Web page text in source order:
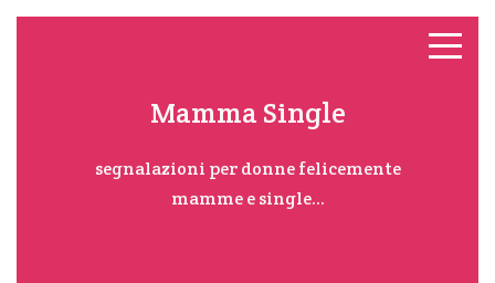
Mamma Single
segnalazioni per donne felicemente
mamme e single...